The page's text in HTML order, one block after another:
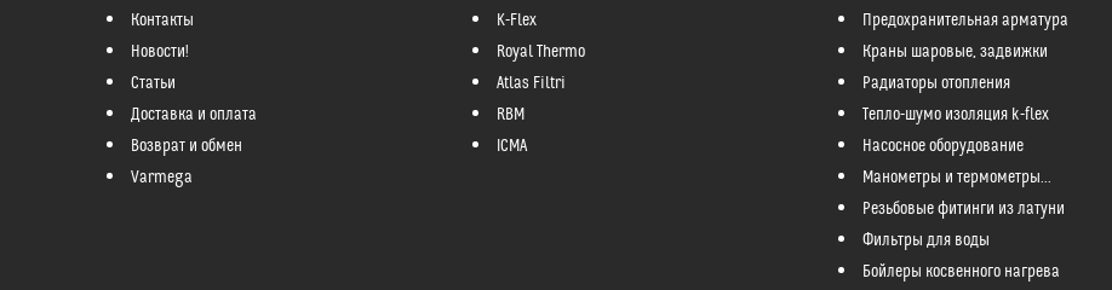
Контакты
Новости!
Статьи
Доставка и оплата
Возврат и обмен
Varmega
K-Flex
Royal Thermo
Atlas Filtri
RBM
ICMA
Предохранительная арматура
Краны шаровые, задвижки
Радиаторы отопления
Тепло-шумо изоляция k-flex
Насосное оборудование
Манометры и термометры...
Резьбовые фитинги из латуни
Фильтры для воды
Бойлеры косвенного нагрева